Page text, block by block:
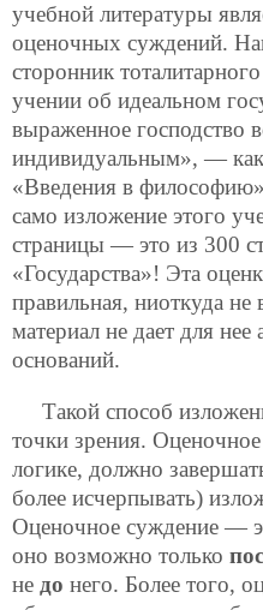
учебной литературы
оценочных суждений.
сторонник
учении об идеальном
выраженное господство
индивидуальным», —
«Введения в
само изложение этого
страницы — это из 300
«Государства»! Эта
правильная, ниоткуда
материал не дает для
оснований.
Такой способ
точки зрения.
логике, должно
более исчерпывать)
Оценочное суждение —
оно возможно только
не до него. Более того,